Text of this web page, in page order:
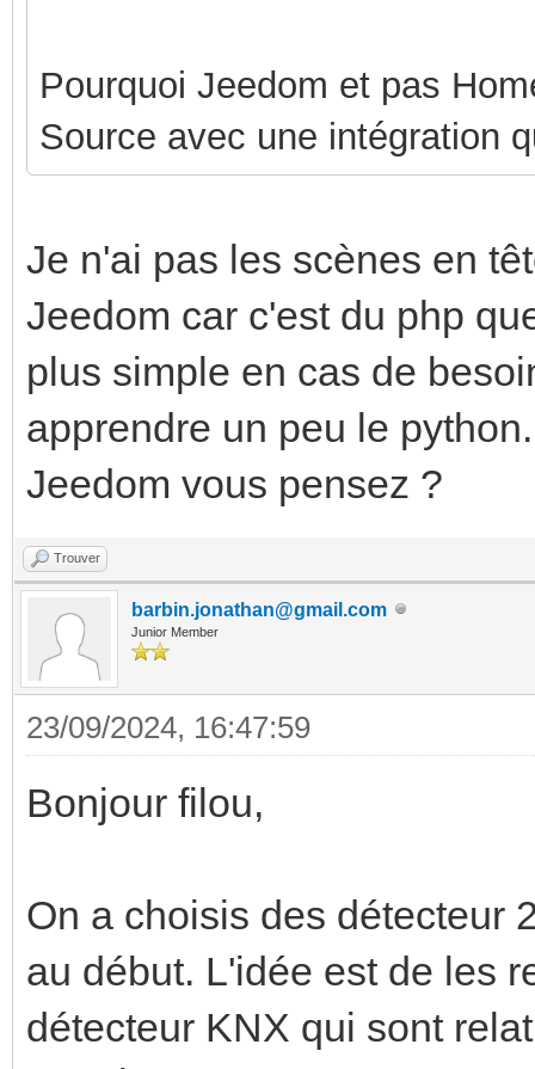
Pourquoi Jeedom et pas
Source avec une intégration
Je n'ai pas les scènes en
Jeedom car c'est du php
plus simple en cas de
apprendre un peu le
Jeedom vous pensez ?
Trouver
barbin.jonathan@gmail.com
Junior Member
23/09/2024, 16:47:59
Bonjour filou,
On a choisis des détecteur
au début. L'idée est de les
détecteur KNX qui sont